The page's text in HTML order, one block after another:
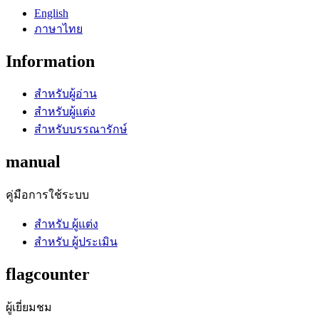
English
ภาษาไทย
Information
สำหรับผู้อ่าน
สำหรับผู้แต่ง
สำหรับบรรณารักษ์
manual
คู่มือการใช้ระบบ
สำหรับ ผู้แต่ง
สำหรับ ผู้ประเมิน
flagcounter
ผู้เยี่ยมชม